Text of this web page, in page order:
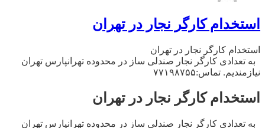
استخدام کارگر نجار در تهران
استخدام کارگر نجار در تهران
به تعدادی کارگر نجار صندلی ساز در محدوده تهرانپارس تهران
نیازمندیم. تماس:۷۷۱۹۸۷۵۵
استخدام کارگر نجار در تهران
به تعدادی کارگر نجار صندلی ساز در محدوده تهرانپارس تهران